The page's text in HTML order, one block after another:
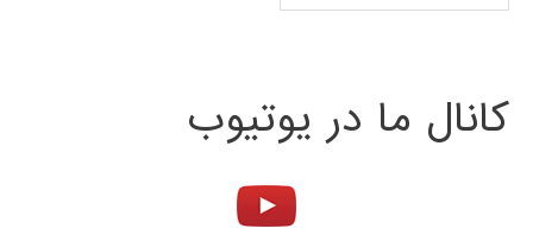
کانال ما در یوتیوب